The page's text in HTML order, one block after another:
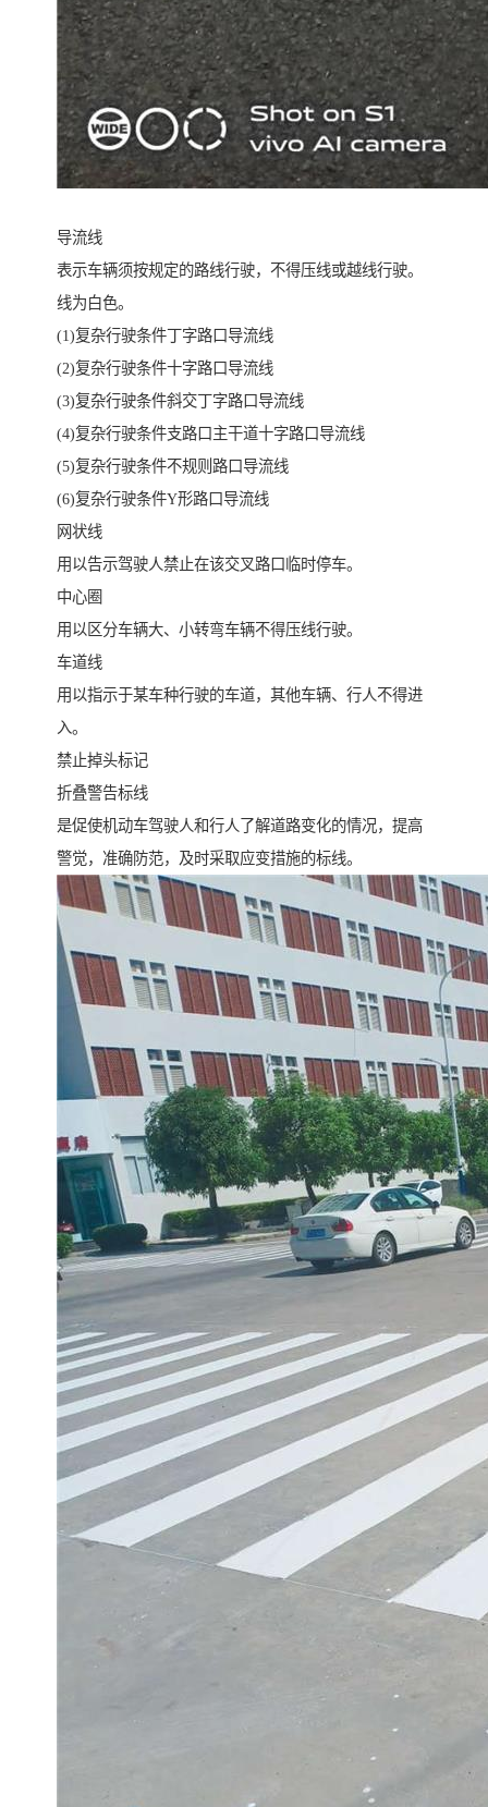
导流线
表示车辆须按规定的路线行驶，不得压线或越线行驶。
线为白色。
(1)复杂行驶条件丁字路口导流线
(2)复杂行驶条件十字路口导流线
(3)复杂行驶条件斜交丁字路口导流线
(4)复杂行驶条件支路口主干道十字路口导流线
(5)复杂行驶条件不规则路口导流线
(6)复杂行驶条件Y形路口导流线
网状线
用以告示驾驶人禁止在该交叉路口临时停车。
中心圈
用以区分车辆大、小转弯车辆不得压线行驶。
车道线
用以指示于某车种行驶的车道，其他车辆、行人不得进
入。
禁止掉头标记
折叠警告标线
是促使机动车驾驶人和行人了解道路变化的情况，提高
警觉，准确防范，及时采取应变措施的标线。